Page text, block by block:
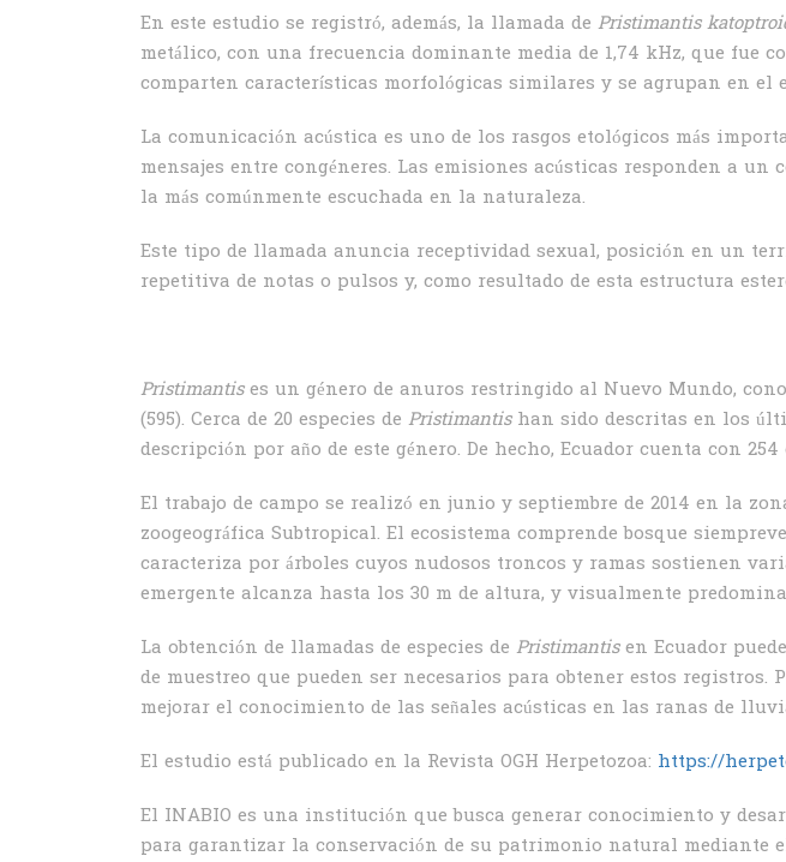
En este estudio se registró, además, la llamada de Pristimantis
metálico, con una frecuencia dominante media de 1,74 kHz, que fue
comparten características morfológicas similares y se agrupan en el
La comunicación acústica es uno de los rasgos etológicos más
mensajes entre congéneres. Las emisiones acústicas responden a
la más comúnmente escuchada en la naturaleza.
Este tipo de llamada anuncia receptividad sexual, posición en un
repetitiva de notas o pulsos y, como resultado de esta estructura
Pristimantises un género de anuros restringido al Nuevo Mundo,
(595). Cerca de 20 especies de Pristimantishan sido descritas en los
descripción por año de este género. De hecho, Ecuador cuenta con
El trabajo de campo se realizó en junio y septiembre de 2014 en la
zoogeográfica Subtropical. El ecosistema comprende bosque
caracteriza por árboles cuyos nudosos troncos y ramas sostienen
emergente alcanza hasta los 30 m de altura, y visualmente
La obtención de llamadas de especies de Pristimantisen Ecuador
de muestreo que pueden ser necesarios para obtener estos
mejorar el conocimiento de las señales acústicas en las ranas de
El estudio está publicado en la Revista OGH Herpetozoa: https://
El INABIO es una institución que busca generar conocimiento y
para garantizar la conservación de su patrimonio natural mediante